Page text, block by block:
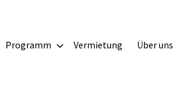
Programm Vermietung Über uns